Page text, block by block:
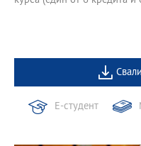
Е-студент